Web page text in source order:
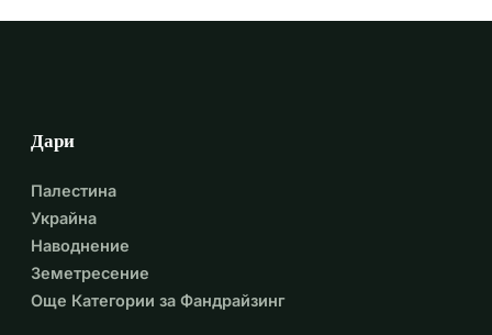
Дари
Палестина
Украйна
Наводнение
Земетресение
Още Категории за Фандрайзинг